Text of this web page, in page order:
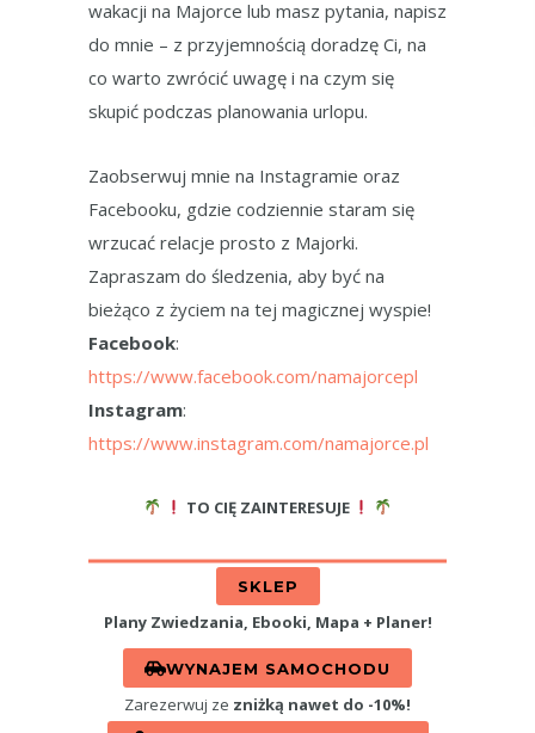
wakacji na Majorce lub masz pytania, napisz
do mnie – z przyjemnością doradzę Ci, na
co warto zwrócić uwagę i na czym się
skupić podczas planowania urlopu.
Zaobserwuj mnie na Instagramie oraz
Facebooku, gdzie codziennie staram się
wrzucać relacje prosto z Majorki.
Zapraszam do śledzenia, aby być na
bieżąco z życiem na tej magicznej wyspie!
Facebook:
https://www.facebook.com/namajorcepl
Instagram:
https://www.instagram.com/namajorce.pl
TO CIĘ ZAINTERESUJE
SKLEP
Plany Zwiedzania, Ebooki, Mapa + Planer!
WYNAJEM SAMOCHODU
Zarezerwuj ze zniżką nawet do -10%!